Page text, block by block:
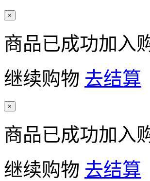
×
商品已成功加入
继续购物 去结算
×
商品已成功加入
继续购物 去结算